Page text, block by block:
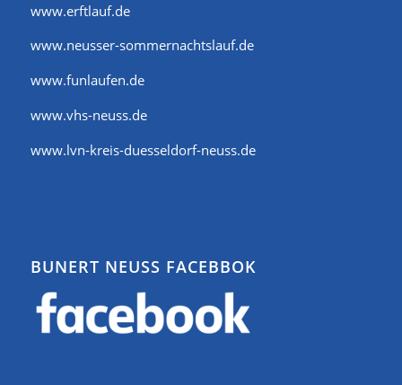
www.erftlauf.de
www.neusser-sommernachtslauf.de
www.funlaufen.de
www.vhs-neuss.de
www.lvn-kreis-duesseldorf-neuss.de
BUNERT NEUSS FACEBBOK